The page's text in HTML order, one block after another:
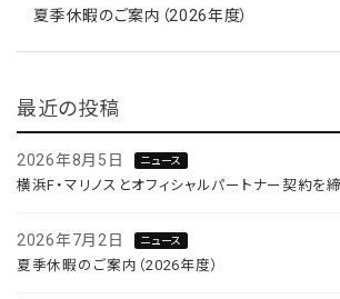
夏季休暇のご案内（2026年度）
最近の投稿
2026年8月5日 ニュース
横浜F・マリノスとオフィシャルパートナー契約を
2026年7月2日 ニュース
夏季休暇のご案内（2026年度）